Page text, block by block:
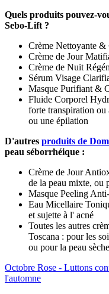
Quels produits pouvez-
Sebo-Lift ?
Crème Nettoyante &
Crème de Jour
Crème de Nuit
Sérum Visage
Masque Purifiant &
Fluide Corporel
forte transpiration ou
ou une épilation
D'autres produits de
peau séborrhéique :
Crème de Jour
de la peau mixte, ou
Masque Peeling
Eau Micellaire
et sujette à l' acné
Toutes les autres
Toscana : pour les
ou pour la peau
Octobre Rose - Luttons
l'automne